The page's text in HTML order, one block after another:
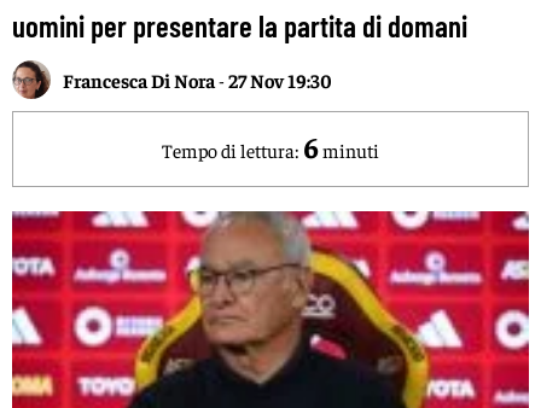
uomini per presentare la partita di domani
Francesca Di Nora -27 Nov 19:30
Tempo di lettura: 6minuti